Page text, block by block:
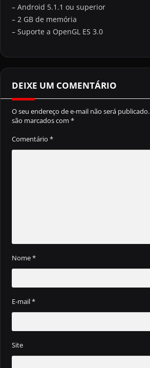
– Android 5.1.1 ou superior
– 2 GB de memória
– Suporte a OpenGL ES 3.0
DEIXE UM COMENTÁRIO
O seu endereço de e-mail não será publicado.
são marcados com *
Comentário *
Nome*
E-mail*
Site